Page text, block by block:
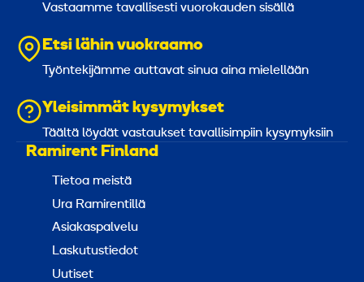
Vastaamme tavallisesti vuorokauden sisällä
Etsi lähin vuokraamo
Työntekijämme auttavat sinua aina mielellään
Yleisimmät kysymykset
Täältä löydät vastaukset tavallisimpiin kysymyksiin
Ramirent Finland
Tietoa meistä
Ura Ramirentillä
Asiakaspalvelu
Laskutustiedot
Uutiset